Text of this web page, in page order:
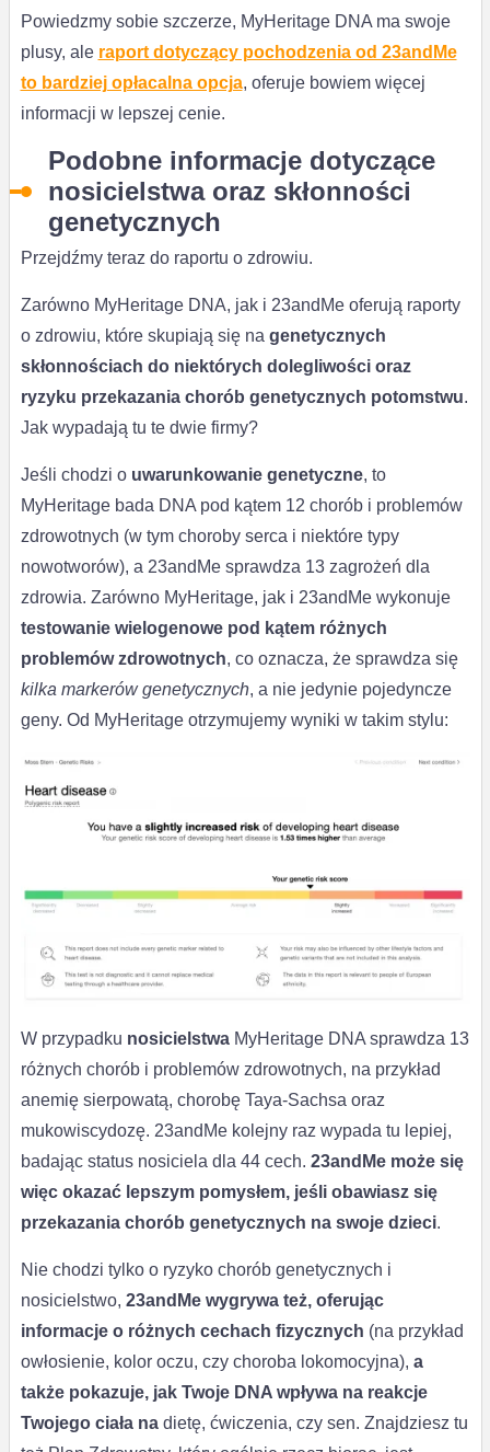
Powiedzmy sobie szczerze, MyHeritage DNA ma swoje
plusy, ale raport dotyczący pochodzenia od 23andMe
to bardziej opłacalna opcja, oferuje bowiem więcej
informacji w lepszej cenie.
Podobne informacje dotyczące
nosicielstwa oraz skłonności
genetycznych
Przejdźmy teraz do raportu o zdrowiu.
Zarówno MyHeritage DNA, jak i 23andMe oferują raporty
o zdrowiu, które skupiają się na genetycznych
skłonnościach do niektórych dolegliwości oraz
ryzyku przekazania chorób genetycznych potomstwu.
Jak wypadają tu te dwie firmy?
Jeśli chodzi o uwarunkowanie genetyczne, to
MyHeritage bada DNA pod kątem 12 chorób i problemów
zdrowotnych (w tym choroby serca i niektóre typy
nowotworów), a 23andMe sprawdza 13 zagrożeń dla
zdrowia. Zarówno MyHeritage, jak i 23andMe wykonuje
testowanie wielogenowe pod kątem różnych
problemów zdrowotnych, co oznacza, że sprawdza się
kilka markerów genetycznych, a nie jedynie pojedyncze
geny. Od MyHeritage otrzymujemy wyniki w takim stylu:
W przypadku nosicielstwaMyHeritage DNA sprawdza 13
różnych chorób i problemów zdrowotnych, na przykład
anemię sierpowatą, chorobę Taya-Sachsa oraz
mukowiscydozę. 23andMe kolejny raz wypada tu lepiej,
badając status nosiciela dla 44 cech. 23andMe może się
więc okazać lepszym pomysłem, jeśli obawiasz się
przekazania chorób genetycznych na swoje dzieci.
Nie chodzi tylko o ryzyko chorób genetycznych i
nosicielstwo, 23andMe wygrywa też, oferując
informacje o różnych cechach fizycznych (na przykład
owłosienie, kolor oczu, czy choroba lokomocyjna), a
także pokazuje, jak Twoje DNA wpływa na reakcje
Twojego ciała nadietę, ćwiczenia, czy sen. Znajdziesz tu